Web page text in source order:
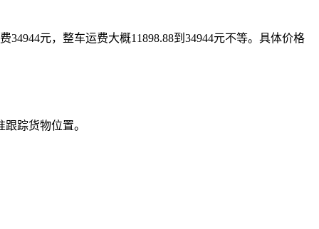
34944元，整车运费大概11898.88到34944元不等。具体价格
踪货物位置。